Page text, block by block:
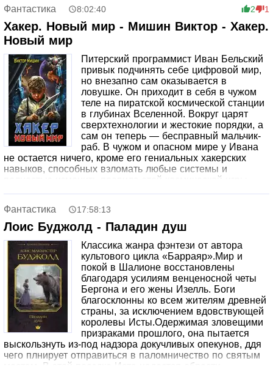
Фантастика 8:02:40 2 1
Хакер. Новый мир - Мишин Виктор - Хакер.
Новый мир
Питерский программист Иван Бельский
привык подчинять себе цифровой мир,
но внезапно сам оказывается в
ловушке. Он приходит в себя в чужом
теле на пиратской космической станции
в глубинах Вселенной. Вокруг царят
сверхтехнологии и жестокие порядки, а
сам он теперь — бесправный мальчик-
раб. В чужом и опасном мире у Ивана
не остается ничего, кроме его гениальных хакерских
навыков, способных взломать любые системы и
полностью изменить правила этой космической игры.
Фантастика 17:58:13
Лоис Буджолд - Паладин душ
Классика жанра фэнтези от автора
культового цикла «Барраяр».Мир и
покой в Шалионе восстановлены
благодаря усилиям венценосной четы
Бергона и его жены Изелль. Боги
благосклонны ко всем жителям древней
страны, за исключением вдовствующей
королевы Исты.Одержимая зловещими
призраками прошлого, она пытается
выскользнуть из-под надзора докучливых опекунов, ддя
чего плнирует отправиться в паломничество по святым
местам. В этой поездке Иста надеется обрести